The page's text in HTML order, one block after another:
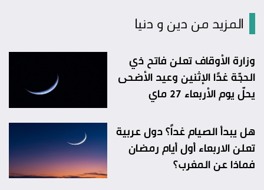
المزيد من دين و دنيا
وزارة الأوقاف تعلن فاتح ذي
الحجّة غدًا الإثنين وعيد الأضحى
يحلّ يوم الأربعاء 27 ماي
هل يبدأ الصيام غداً؟ دول عربية
تعلن الاربعاء أول أيام رمضان
فماذا عن المغرب؟